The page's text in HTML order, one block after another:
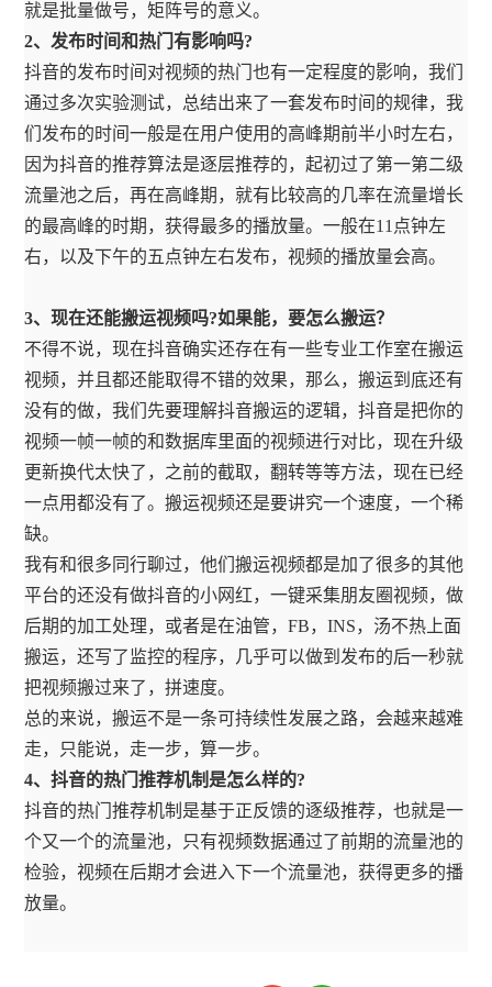
就是批量做号，矩阵号的意义。
2、发布时间和热门有影响吗?
抖音的发布时间对视频的热门也有一定程度的影响，我们
通过多次实验测试，总结出来了一套发布时间的规律，我
们发布的时间一般是在用户使用的高峰期前半小时左右，
因为抖音的推荐算法是逐层推荐的，起初过了第一第二级
流量池之后，再在高峰期，就有比较高的几率在流量增长
的最高峰的时期，获得最多的播放量。一般在11点钟左
右，以及下午的五点钟左右发布，视频的播放量会高。
3、现在还能搬运视频吗?如果能，要怎么搬运？
不得不说，现在抖音确实还存在有一些专业工作室在搬运
视频，并且都还能取得不错的效果，那么，搬运到底还有
没有的做，我们先要理解抖音搬运的逻辑，抖音是把你的
视频一帧一帧的和数据库里面的视频进行对比，现在升级
更新换代太快了，之前的截取，翻转等等方法，现在已经
一点用都没有了。搬运视频还是要讲究一个速度，一个稀
缺。
我有和很多同行聊过，他们搬运视频都是加了很多的其他
平台的还没有做抖音的小网红，一键采集朋友圈视频，做
后期的加工处理，或者是在油管，FB，INS，汤不热上面
搬运，还写了监控的程序，几乎可以做到发布的后一秒就
把视频搬过来了，拼速度。
总的来说，搬运不是一条可持续性发展之路，会越来越难
走，只能说，走一步，算一步。
4、抖音的热门推荐机制是怎么样的?
抖音的热门推荐机制是基于正反馈的逐级推荐，也就是一
个又一个的流量池，只有视频数据通过了前期的流量池的
检验，视频在后期才会进入下一个流量池，获得更多的播
放量。